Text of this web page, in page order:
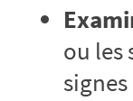
ou les